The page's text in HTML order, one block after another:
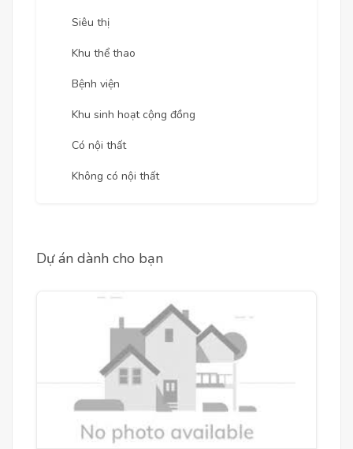
Siêu thị
Khu thể thao
Bệnh viện
Khu sinh hoạt cộng đồng
Có nội thất
Không có nội thất
Dự án dành cho bạn